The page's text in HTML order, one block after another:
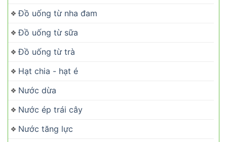
Đồ uống từ nha đam
Đồ uống từ sữa
Đồ uống từ trà
Hạt chia - hạt é
Nước dừa
Nước ép trái cây
Nước tăng lực